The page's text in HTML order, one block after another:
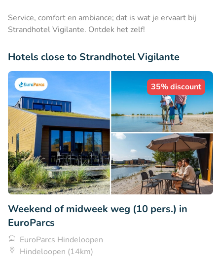
Service, comfort en ambiance; dat is wat je ervaart bij
Strandhotel Vigilante. Ontdek het zelf!
Hotels close to Strandhotel Vigilante
35% discount
Weekend of midweek weg (10 pers.) in
EuroParcs
EuroParcs Hindeloopen
Hindeloopen (14km)